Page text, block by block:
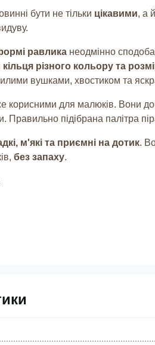
бути не тільки цікавими, а й
равлика неодмінно
кільця різного кольору та
вушками, хвостиком та
корисними для малюків. Вони
підібрана палітра
м'які та приємні на дотик.
без запаху.